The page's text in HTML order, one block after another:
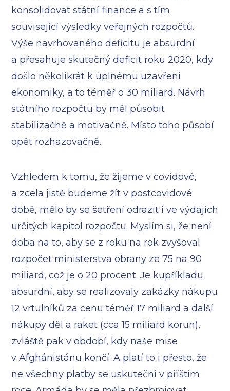
konsolidovat státní finance a s tím
související výsledky veřejných rozpočtů.
Výše navrhovaného deficitu je absurdní
a přesahuje skutečný deficit roku 2020, kdy
došlo několikrát k úplnému uzavření
ekonomiky, a to téměř o 30 miliard. Návrh
státního rozpočtu by měl působit
stabilizačně a motivačně. Místo toho působí
opět rozhazovačně.
Vzhledem k tomu, že žijeme v covidové,
a zcela jistě budeme žít v postcovidové
době, mělo by se šetření odrazit i ve výdajích
určitých kapitol rozpočtu. Myslím si, že není
doba na to, aby se z roku na rok zvyšoval
rozpočet ministerstva obrany ze 75 na 90
miliard, což je o 20 procent. Je kupříkladu
absurdní, aby se realizovaly zakázky nákupu
12 vrtulníků za cenu téměř 17 miliard a další
nákupy děl a raket (cca 15 miliard korun),
zvláště pak v období, kdy naše mise
v Afghánistánu končí. A platí to i přesto, že
ne všechny platby se uskuteční v příštím